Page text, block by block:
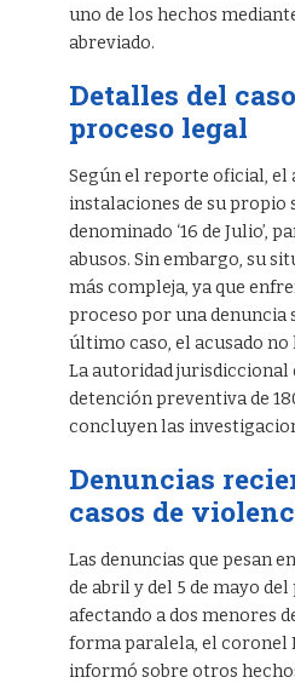
uno de los hechos
abreviado.
Detalles del
proceso legal
Según el reporte oficial, el
instalaciones de su propio
denominado ‘16 de Julio’,
abusos. Sin embargo, su
más compleja, ya que
proceso por una denuncia
último caso, el acusado
La autoridad jurisdiccional
detención preventiva de
concluyen las
Denuncias
casos de
Las denuncias que pesan
de abril y del 5 de mayo
afectando a dos menores
forma paralela, el coronel
informó sobre otros